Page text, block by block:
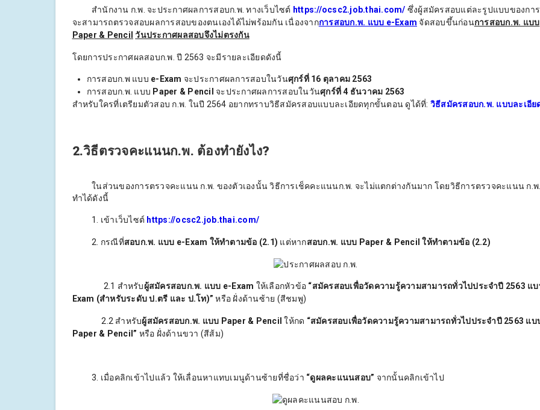
สำนักงาน ก.พ. จะประกาศผลการสอบก.พ. ทางเว็บไซต์ https://ocsc2.job.thai.com/ ซึ่งผู้สมัครสอบแต่ละรูปแบบของกา
จะสามารถตรวจสอบผลการสอบของตนเองได้ไม่พร้อมกัน เนื่องจากการสอบก.พ. แบบ e-Exam จัดสอบขึ้นก่อนการสอบก.พ. แบบ
Paper & Pencil วันประกาศผลสอบจึงไม่ตรงกัน
โดยการประกาศผลสอบก.พ. ปี 2563 จะมีรายละเอียดดังนี้
การสอบก.พ แบบ e-Exam จะประกาศผลการสอบในวันศุกร์ที่ 16 ตุลาคม 2563
การสอบก.พ. แบบ Paper & Pencil จะประกาศผลการสอบในวันศุกร์ที่ 4 ธันวาคม 2563
สำหรับใครที่เตรียมตัวสอบ ก.พ. ในปี 2564 อยากทราบวิธีสมัครสอบแบบละเอียดทุกขั้นตอน ดูได้ที่: วิธีสมัครสอบก.พ. แบบละเอีย
2.วิธีตรวจคะแนนก.พ. ต้องทำยังไง?
ในส่วนของการตรวจคะแนน ก.พ. ของตัวเองนั้น วิธีการเช็คคะแนนก.พ. จะไม่แตกต่างกันมาก โดยวิธีการตรวจคะแนน ก.พ
ทำได้ดังนี้
1. เข้าเว็บไซต์ https://ocsc2.job.thai.com/
2. กรณีที่สอบก.พ. แบบ e-Exam ให้ทำตามข้อ (2.1) แต่หากสอบก.พ. แบบ Paper & Pencil ให้ทำตามข้อ (2.2)
2.1 สำหรับผู้สมัครสอบก.พ. แบบ e-Exam ให้เลือกหัวข้อ “สมัครสอบเพื่อวัดความรู้ความสามารถทั่วไปประจำปี 2563 แ
Exam (สำหรับระดับ ป.ตรี และ ป.โท)” หรือ ฝั่งด้านซ้าย (สีชมพู)
2.2 สำหรับผู้สมัครสอบก.พ. แบบ Paper & Pencil ให้กด “สมัครสอบเพื่อวัดความรู้ความสามารถทั่วไปประจำปี 2563 แบ
Paper & Pencil” หรือ ฝั่งด้านขวา (สีส้ม)
3. เมื่อคลิกเข้าไปแล้ว ให้เลื่อนหาแทบเมนูด้านซ้ายที่ชื่อว่า “ดูผลคะแนนสอบ” จากนั้นคลิกเข้าไป